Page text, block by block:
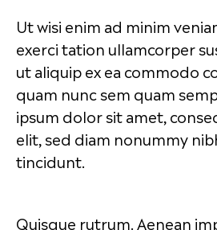
Ut wisi enim ad minim
exerci tation ullamcorper
ut aliquip ex ea commodo
quam nunc sem quam
ipsum dolor sit amet,
elit, sed diam nonummy
tincidunt.
Quisque rutrum. Aenean